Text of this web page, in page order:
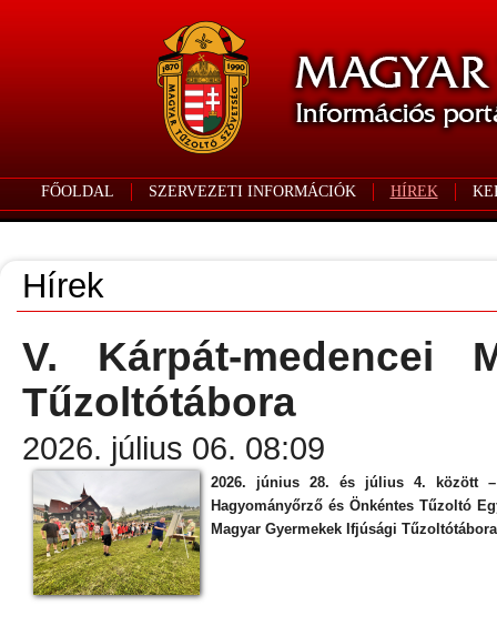
FŐOLDAL SZERVEZETI INFORMÁCIÓK HÍREK
Hírek
V. Kárpát-medencei
Tűzoltótábora
2026. július 06. 08:09
2026. június 28. és július 4. között –
Hagyományőrző és Önkéntes Tűzoltó
Magyar Gyermekek Ifjúsági